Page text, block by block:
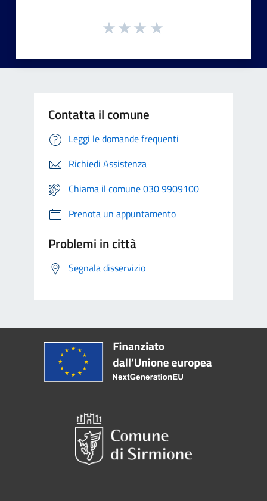
Contatta il comune
Leggi le domande frequenti
Richiedi Assistenza
Chiama il comune 030 9909100
Prenota un appuntamento
Problemi in città
Segnala disservizio